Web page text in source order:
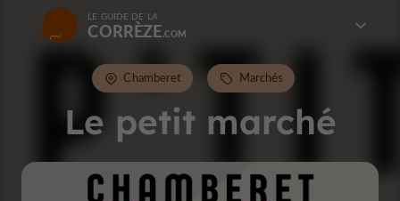
LE GUIDE DE LA
CORRÈZE
Le petit marché
Chamberet Marchés